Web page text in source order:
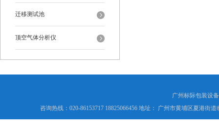
迁移测试池
顶空气体分析仪
广州标际包装设
咨询热线：020-86153717 18825066456 地址： 广州市黄埔区夏港街